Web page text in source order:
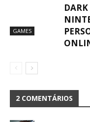
GAMES
DARK
2 COMENTÁRIOS